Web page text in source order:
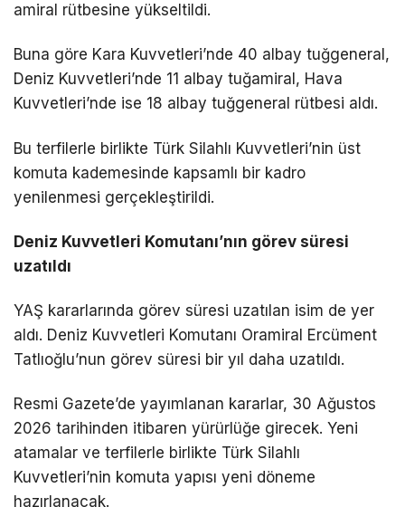
amiral rütbesine yükseltildi.
Buna göre Kara Kuvvetleri’nde 40 albay tuğgeneral,
Deniz Kuvvetleri’nde 11 albay tuğamiral, Hava
Kuvvetleri’nde ise 18 albay tuğgeneral rütbesi aldı.
Bu terfilerle birlikte Türk Silahlı Kuvvetleri’nin üst
komuta kademesinde kapsamlı bir kadro
yenilenmesi gerçekleştirildi.
Deniz Kuvvetleri Komutanı’nın görev süresi
uzatıldı
YAŞ kararlarında görev süresi uzatılan isim de yer
aldı. Deniz Kuvvetleri Komutanı Oramiral Ercüment
Tatlıoğlu’nun görev süresi bir yıl daha uzatıldı.
Resmi Gazete’de yayımlanan kararlar, 30 Ağustos
2026 tarihinden itibaren yürürlüğe girecek. Yeni
atamalar ve terfilerle birlikte Türk Silahlı
Kuvvetleri’nin komuta yapısı yeni döneme
hazırlanacak.